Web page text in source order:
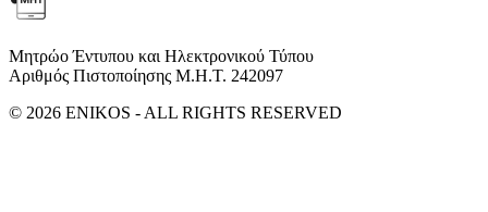
Μητρώο Έντυπου και Ηλεκτρονικού Τύπου
Αριθμός Πιστοποίησης Μ.Η.Τ. 242097
© 2026 ENIKOS - ALL RIGHTS RESERVED